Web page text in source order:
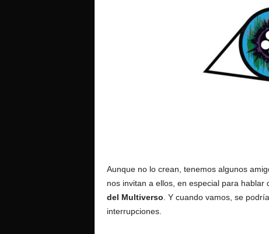
Aunque no lo crean, tenemos algunos
nos invitan a ellos, en especial para
del Multiverso. Y cuando vamos, se
interrupciones.